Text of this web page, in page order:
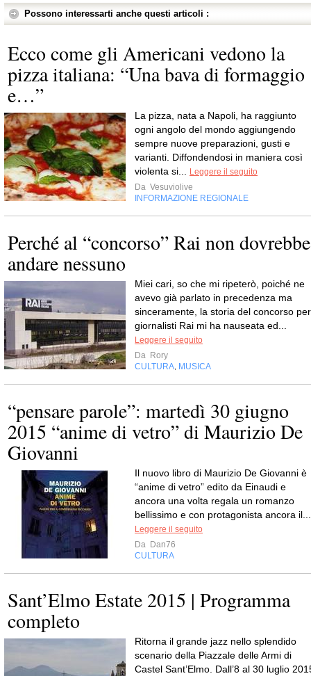
Possono interessarti anche questi articoli :
Ecco come gli Americani vedono la
pizza italiana: “Una bava di formaggio
e…”
La pizza, nata a Napoli, ha raggiunto
ogni angolo del mondo aggiungendo
sempre nuove preparazioni, gusti e
varianti. Diffondendosi in maniera così
violenta si...
Leggere il seguito
Da Vesuviolive
INFORMAZIONE REGIONALE
Perché al “concorso” Rai non dovrebbe
andare nessuno
Miei cari, so che mi ripeterò, poiché ne
avevo già parlato in precedenza ma
sinceramente, la storia del concorso per
giornalisti Rai mi ha nauseata ed...
Leggere il seguito
Da Rory
CULTURA MUSICA
“pensare parole”: martedì 30 giugno
2015 “anime di vetro” di Maurizio De
Giovanni
Il nuovo libro di Maurizio De Giovanni è
“anime di vetro” edito da Einaudi e
ancora una volta regala un romanzo
bellissimo e con protagonista ancora il...
Leggere il seguito
Da Dan76
CULTURA
Sant’Elmo Estate 2015 | Programma
completo
Ritorna il grande jazz nello splendido
scenario della Piazzale delle Armi di
Castel Sant’Elmo. Dall’8 al 30 luglio